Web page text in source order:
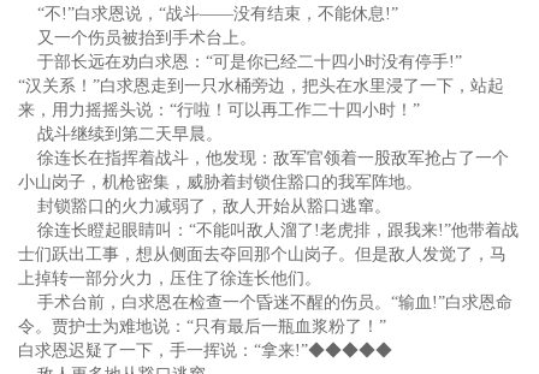
“不!”白求恩说，“战斗——没有结束，不能休息!”
又一个伤员被抬到手术台上。
于部长远在劝白求恩：“可是你已经二十四小时没有停手!”
“汉关系！”白求恩走到一只水桶旁边，把头在水里浸了一下，站起
来，用力摇摇头说：“行啦！可以再工作二十四小时！”
战斗继续到第二天早晨。
徐连长在指挥着战斗，他发现：敌军官领着一股敌军抢占了一个
小山岗子，机枪密集，威胁着封锁住豁口的我军阵地。
封锁豁口的火力减弱了，敌人开始从豁口逃窜。
徐连长瞪起眼睛叫：“不能叫敌人溜了!老虎排，跟我来!”他带着战
士们跃出工事，想从侧面去夺回那个山岗子。但是敌人发觉了，马
上掉转一部分火力，压住了徐连长他们。
手术台前，白求恩在检查一个昏迷不醒的伤员。“输血!”白求恩命
令。贾护士为难地说：“只有最后一瓶血浆粉了！”
白求恩迟疑了一下，手一挥说：“拿来!”◆◆◆◆◆